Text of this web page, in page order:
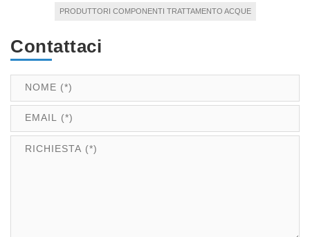
PRODUTTORI COMPONENTI TRATTAMENTO ACQUE
Contattaci